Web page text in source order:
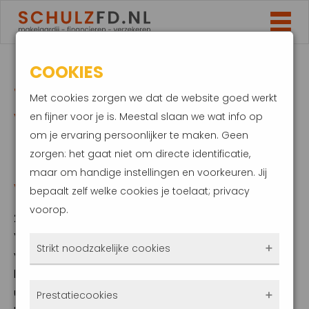
JE WONING
VERDUURZAMEN?
NIET ALS HET AAN DE
VLEERMUIS LIGT
22 september 2023
Vleermuizen zijn fascinerende wezens. Deze
vliegende zoogdieren spelen niet alleen de
hoofdrol in menig film. Het dier is ook een
uiterst nuttige insectenverdelger. Minder
COOKIES
Met cookies zorgen we dat de website goed werkt
en fijner voor je is. Meestal slaan we wat info op
om je ervaring persoonlijker te maken. Geen
zorgen: het gaat niet om directe identificatie,
maar om handige instellingen en voorkeuren. Jij
bepaalt zelf welke cookies je toelaat; privacy
voorop.
Strikt noodzakelijke cookies
Prestatiecookies